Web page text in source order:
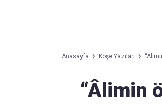
Favori mecralarınızda
Anasayfa Köşe Yazıları
“Âlimin